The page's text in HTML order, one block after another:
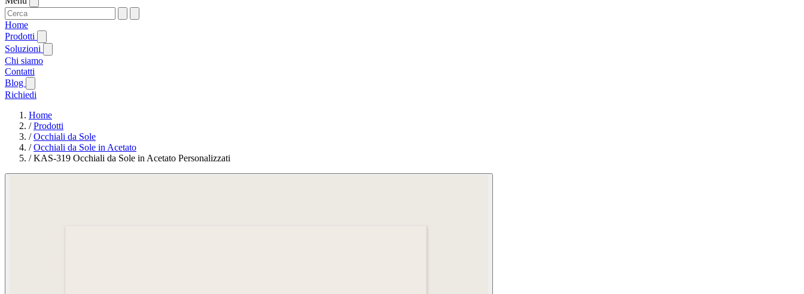
Home
Prodotti
Soluzioni
Chi siamo
Contatti
Blog
Richiedi
Home
/Prodotti
/Occhiali da Sole
/Occhiali da Sole in Acetato
/KAS-319 Occhiali da Sole in Acetato Personalizzati